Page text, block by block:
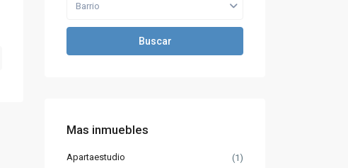
Barrio
Buscar
Mas inmuebles
Apartaestudio (1)